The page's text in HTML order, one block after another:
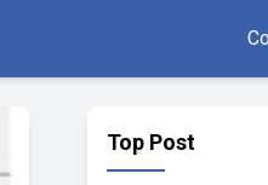
Top Post